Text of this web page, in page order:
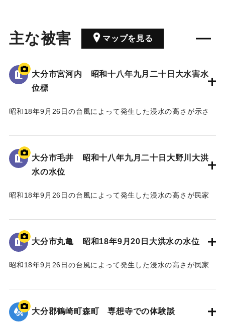
主な被害 マップを見る
大分市宮河内 昭和十八年九月二十日大水害水
位標
昭和18年9月26日の台風によって発生した浸水の高さが示さ
水位は看板の上にある水平の棒の位置であり、地面から3.5 m
の高さがある。
｜固有コード:00481082
大分市毛井 昭和十八年九月二十日大野川大洪
水の水位
昭和18年9月26日の台風によって発生した浸水の高さが民家
水位は地面から3.5 mの位置に示されている。
｜固有コード:00481081
大分市丸亀 昭和18年9月20日大洪水の水位
昭和18年9月26日の台風によって発生した浸水の高さが民家
れている。
｜固有コード:00481080
大分郡鶴崎町森町 専想寺での体験談